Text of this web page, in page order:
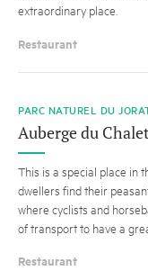
extraordinary place.
Restaurant
PARC NATUREL DU
Auberge du
This is a special place in
dwellers find their
where cyclists and
of transport to have a
Restaurant